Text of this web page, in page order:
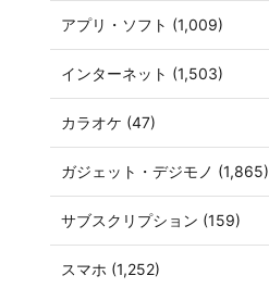
アプリ・ソフト (1,009)
インターネット (1,503)
カラオケ (47)
ガジェット・デジモノ (1,865)
サブスクリプション (159)
スマホ (1,252)